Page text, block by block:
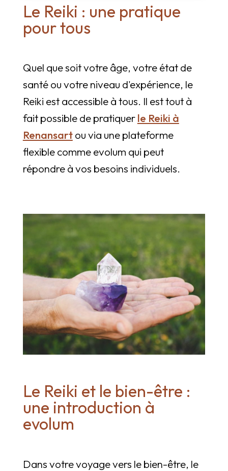
Le Reiki : une pratique
pour tous
Quel que soit votre âge, votre état de
santé ou votre niveau d'expérience, le
Reiki est accessible à tous. Il est tout à
fait possible de pratiquerle Reiki à
Renansartou via une plateforme
flexible comme evolum qui peut
répondre à vos besoins individuels.
Le Reiki et le bien-être :
une introduction à
evolum
Dans votre voyage vers le bien-être, le